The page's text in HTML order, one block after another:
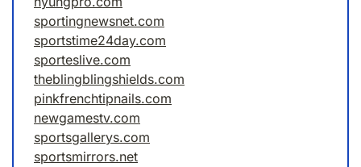
sportingnewsnet.com
sportstime24day.com
sporteslive.com
theblingblingshields.com
pinkfrenchtipnails.com
newgamestv.com
sportsgallerys.com
sportsmirrors.net